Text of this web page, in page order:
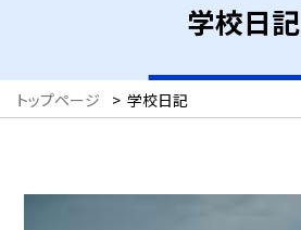
学校日記
トップページ > 学校日記